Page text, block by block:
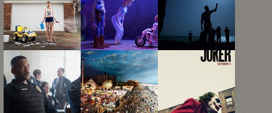
«Назад в
детство»,
или как ...
В
финальном
трейлере
«Истории
игрушек ...
фотоконкурса
World Press
...